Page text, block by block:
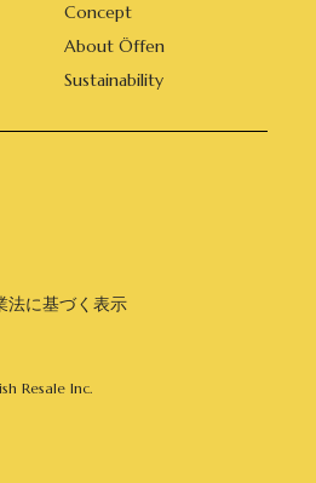
Concept
About Öffen
Sustainability
法に基づく表示
Resale Inc.